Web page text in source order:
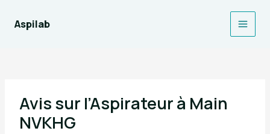
contenu
Aspilab
Main
Avis sur l’Aspirateur à Main
NVKHG